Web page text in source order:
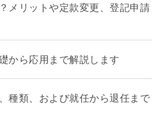
メリットや定款変更、登記申請
から応用まで解説します
種類、および就任から退任まで